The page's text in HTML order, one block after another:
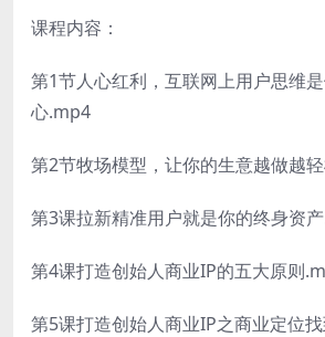
课程内容：
第1节人心红利，互联网上用户思维
心.mp4
第2节牧场模型，让你的生意越做越
第3课拉新精准用户就是你的终身资
第4课打造创始人商业IP的五大原则
第5课打造创始人商业IP之商业定位